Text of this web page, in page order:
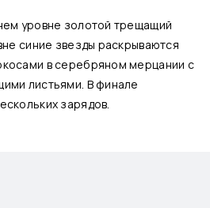
уровне золотой трещащий
синие звезды раскрываются
в серебряном мерцании с
листьями. В финале
зарядов.